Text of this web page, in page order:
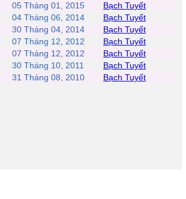
05 Tháng 01, 2015
Bạch Tuyết
04 Tháng 06, 2014
Bạch Tuyết
30 Tháng 04, 2014
Bạch Tuyết
07 Tháng 12, 2012
Bạch Tuyết
07 Tháng 12, 2012
Bạch Tuyết
30 Tháng 10, 2011
Bạch Tuyết
31 Tháng 08, 2010 Bạch Tuyết